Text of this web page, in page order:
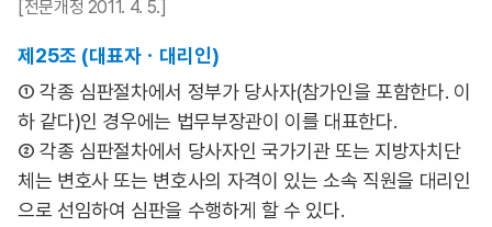
[전문개정 2011. 4. 5.]
제25조 (대표자ㆍ대리인)
① 각종 심판절차에서 정부가 당사자(참가인을 포함한다. 이
하 같다)인 경우에는 법무부장관이 이를 대표한다.
② 각종 심판절차에서 당사자인 국가기관 또는 지방자치단
체는 변호사 또는 변호사의 자격이 있는 소속 직원을 대리인
으로 선임하여 심판을 수행하게 할 수 있다.